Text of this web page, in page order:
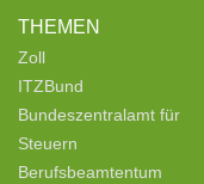
THEMEN
Zoll
ITZBund
Bundeszentralamt für
Steuern
Berufsbeamtentum